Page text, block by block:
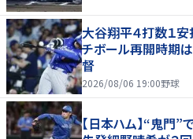
大谷翔平４打数１
チボール再開時期は
督
2026/08/06 19:00野球
【日本ハム】“鬼門